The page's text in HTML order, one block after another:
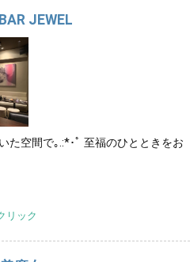
JEWEL
た空間で｡.:*･ﾟ 至福のひとときをお
リック